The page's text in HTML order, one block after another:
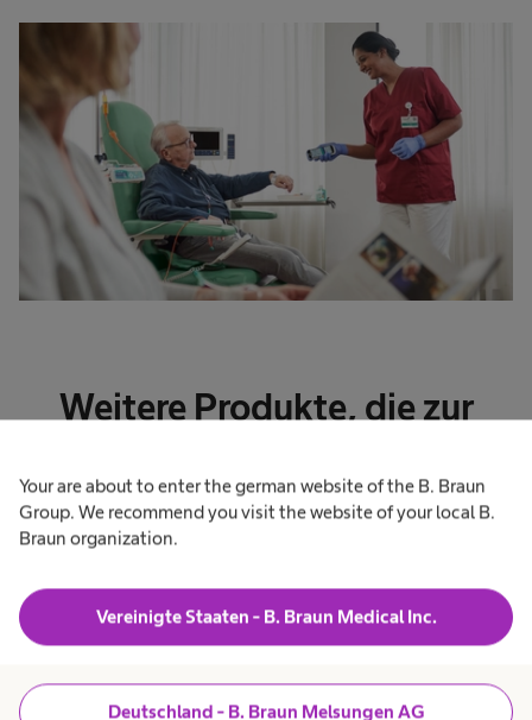
Your are about to enter the german website of the B. Braun
Group. We recommend you visit the website of your local B.
Braun organization.
Vereinigte Staaten - B. Braun Medical Inc.
Deutschland - B. Braun Melsungen AG
Weitere Produkte, die zur
Medikationsfehlern beitragen